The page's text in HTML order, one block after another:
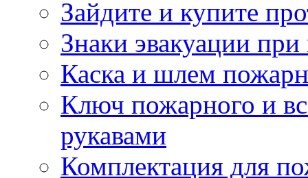
Зайдите и купите
Знаки эвакуации
Каска и шлем
Ключ пожарного и
рукавами
Комплектация для